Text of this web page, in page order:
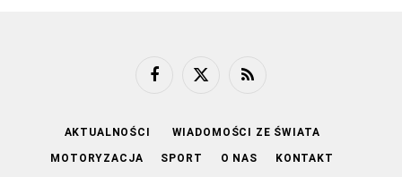
FacebookX
RSS
AKTUALNOŚCI WIADOMOŚCI ZE ŚWIATA
MOTORYZACJA SPORT O NAS KONTAKT